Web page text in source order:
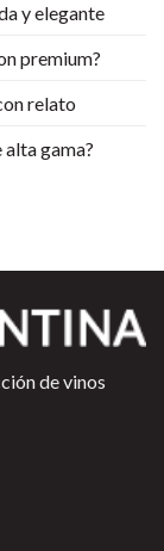
y elegante
premium?
relato
gama?
de vinos